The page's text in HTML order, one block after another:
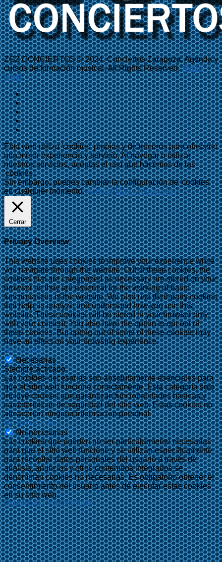
ZGZ CONCIERTOS © 2024. Conciertos Zaragoza, Agenda y
cursos de formación musical. All Rights Reserved.Aviso
legal
Esta web utiliza 'cookies' propias y de terceros para ofrecerte
una mejor experiencia y servicio. Al navegar o utilizar
nuestros servicios, aceptas el uso que hacemos de las
'cookies'.
Sin embargo, puedes cambiar la configuración de 'cookies'
en cualquier momento.Aceptar Más información
Cerrar
Privacy Overview
This website uses cookies to improve your experience while
you navigate through the website. Out of these cookies, the
cookies that are categorized as necessary are stored on your
browser as they are essential for the working of basic
functionalities of the website. We also use third-party cookies
that help us analyze and understand how you use this
website. These cookies will be stored in your browser only
with your consent. You also have the option to opt-out of
these cookies. But opting out of some of these cookies may
have an effect on your browsing experience.
Necesarias
Necesarias
Siempre activado
Las cookies necesarias son absolutamente esenciales para
que el sitio web funcione correctamente. Esta categoría solo
incluye cookies que garantizan funcionalidades básicas y
características de seguridad del sitio web. Estas cookies no
almacenan ninguna información personal.
No-necesarias
No-necesarias
Las cookies que pueden no ser particularmente necesarias
para que el sitio web funcione y se utilizan específicamente
para recopilar datos personales del usuario a través de
análisis, anuncios y otros contenidos integrados se
denominan cookies no necesarias. Es obligatorio obtener el
consentimiento del usuario antes de ejecutar estas cookies
en su sitio web.
GUARDAR Y ACEPTAR